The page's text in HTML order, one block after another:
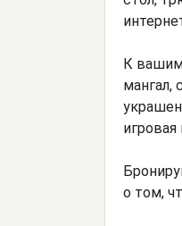
К вашим
мангал,
о том,